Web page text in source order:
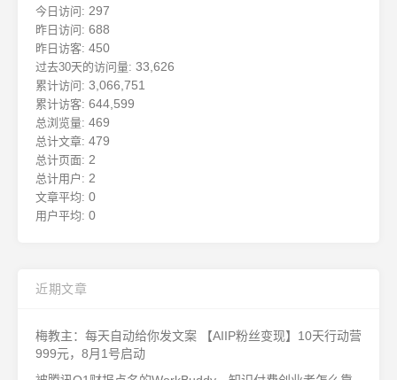
今日访问: 297
昨日访问: 688
昨日访客: 450
过去30天的访问量: 33,626
累计访问: 3,066,751
累计访客: 644,599
总浏览量: 469
总计文章: 479
总计页面: 2
总计用户: 2
文章平均: 0
用户平均: 0
近期文章
梅教主：每天自动给你发文案 【AIIP粉丝变现】10天行动营
999元，8月1号启动